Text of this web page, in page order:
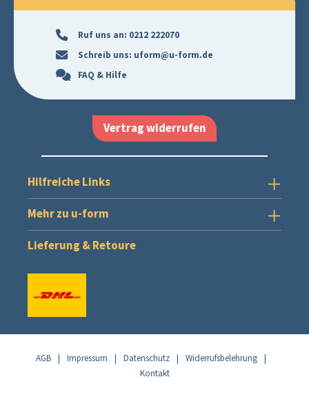
Ruf uns an: 0212 222070
Schreib uns: uform@u-form.de
FAQ & Hilfe
Vertrag widerrufen
Hilfreiche Links
Mehr zu u-form
Lieferung & Retoure
AGB | Impressum | Datenschutz | Widerrufsbelehrung |
Kontakt